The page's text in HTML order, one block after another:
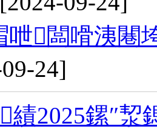
呭闆嗗洟闀
24]
績2025鏍″洯